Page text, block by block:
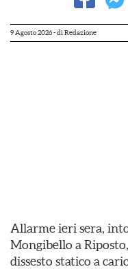
9 Agosto 2026- di Redazione
Allarme ieri sera,
Mongibello a
dissesto statico a